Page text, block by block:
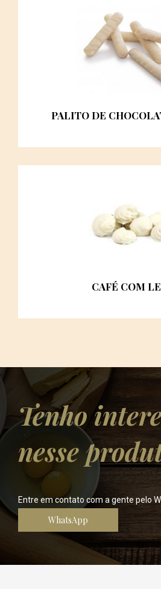
PALITO DE
CAFÉ COM
Tenho
nesse
Entre em contato com a gente pelo
WhatsApp